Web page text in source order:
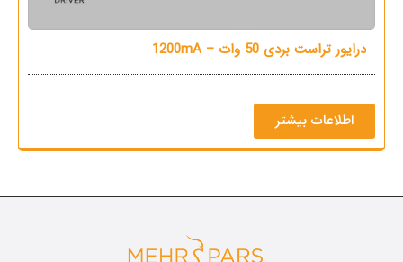
درایور تراست بردی 50 وات – 1200mA
اطلاعات بیشتر